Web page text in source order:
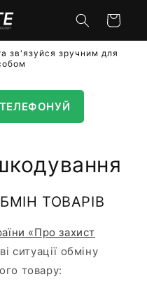
кошик
зв'язуйся зручним для
ТЕЛЕФОНУЙ
ТОВАРІВ
«Про захист
ситуації обміну
товару: